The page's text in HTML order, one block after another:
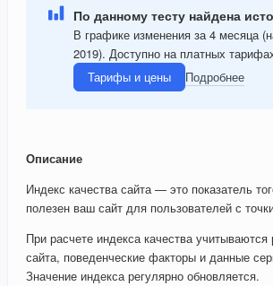
По данному тесту найдена
В графике изменения за 4 месяца
2019). Доступно на платных
Тарифы и цены
Подробнее
Описание
Индекс качества сайта — это показатель
полезен ваш сайт для пользователей с
При расчете индекса качества
сайта, поведенческие факторы и данные
Значение индекса регулярно обновляется.